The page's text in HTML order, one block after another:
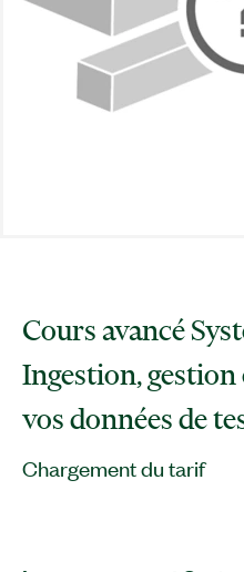
Cours avancé
Ingestion,
vos données de
Chargement du tarif